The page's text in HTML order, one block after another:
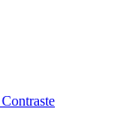
Contraste